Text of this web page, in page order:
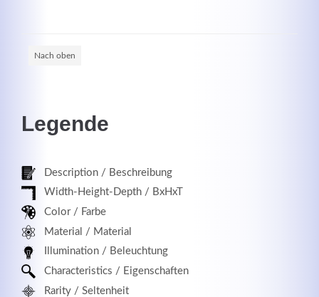
Nach oben
Legende
Description / Beschreibung
Width-Height-Depth / BxHxT
Color / Farbe
Material / Material
Illumination / Beleuchtung
Characteristics / Eigenschaften
Rarity / Seltenheit
Passwort